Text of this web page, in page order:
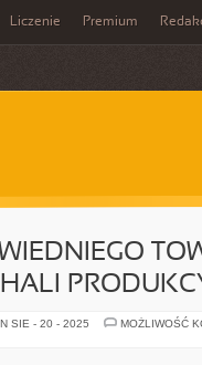
Liczenie Premium
SIE - 20 - 2025
MOŻLIWOŚĆ